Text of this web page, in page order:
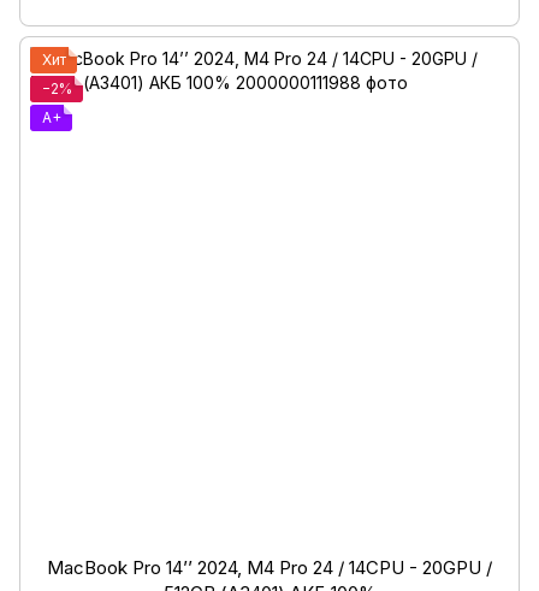
Хит
−2%
A+
MacBook Pro 14’’ 2024, M4 Pro 24 / 14CPU - 20GPU /